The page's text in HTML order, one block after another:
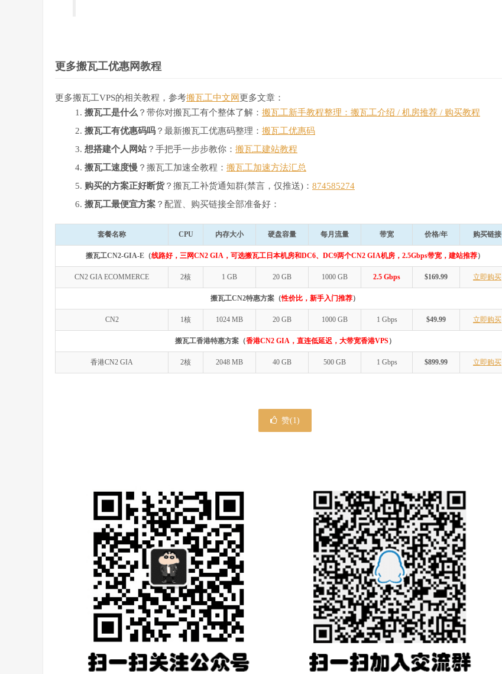
更多搬瓦工优惠网教程
更多搬瓦工VPS的相关教程，参考搬瓦工中文网更多文章：
搬瓦工是什么 ？带你对搬瓦工有个整体了解： 搬瓦工新手教程整理：搬瓦工介绍 / 机房推荐 / 购买教程
搬瓦工有优惠码吗 ？最新搬瓦工优惠码整理： 搬瓦工优惠码
想搭建个人网站？手把手一步步教你： 搬瓦工建站教程
搬瓦工速度慢 ？搬瓦工加速全教程： 搬瓦工加速方法汇总
购买的方案正好断货？搬瓦工补货通知群(禁言，仅推送)： 874585274
搬瓦工最便宜方案 ？配置、购买链接全部准备好：
套餐名称 CPU 内存大小 硬盘容量 每月流量 带宽 价格/年 购买链接
搬瓦工CN2-GIA-E（线路好，三网CN2 GIA，可选搬瓦工日本机房和DC6、DC9两个CN2 GIA机房，2.5Gbps带宽，建站推荐）
CN2 GIA ECOMMERCE 2核 1 GB 20 GB 1000 GB 2.5 Gbps $169.99 立即购买
搬瓦工CN2特惠方案（性价比，新手入门推荐）
CN2 1核 1024 MB 20 GB 1000 GB 1 Gbps $49.99 立即购买
搬瓦工香港特惠方案（香港CN2 GIA，直连低延迟，大带宽香港VPS）
香港CN2 GIA 2核 2048 MB 40 GB 500 GB 1 Gbps $899.99 立即购买
赞(1)